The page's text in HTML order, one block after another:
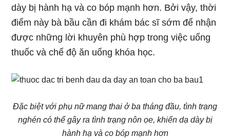
dày bị hành hạ và co bóp mạnh hơn. Bởi vậy, thời
điểm này bà bầu cần đi khám bác sĩ sớm để nhận
được những lời khuyên phù hợp trong việc uống
thuốc và chế độ ăn uống khóa học.
Đặc biệt với phụ nữ mang thai ở ba tháng đầu, tình trạng
nghén có thể gây ra tình trạng nôn ọe, khiến dạ dày bị
hành hạ và co bóp mạnh hơn